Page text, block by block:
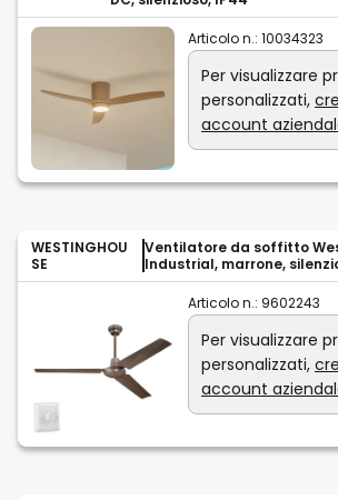
Articolo n.: 10034323
Per visualizzare
personalizzati,
account
WESTINGHOU
SE
Ventilatore da soffitto
Industrial, marrone,
Articolo n.: 9602243
Per visualizzare
personalizzati,
account